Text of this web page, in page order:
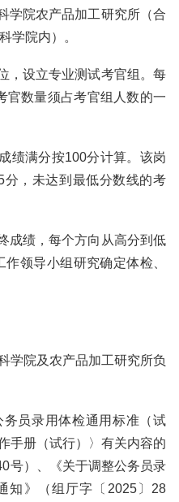
学院农产品加工研究所（合
学院内）。
，设立专业测试考官组。每
官数量须占考官组人数的一
绩满分按100分计算。该岗
，未达到最低分数线的考
成绩，每个方向从高分到低
领导小组研究确定体检、
学院及农产品加工研究所负
员录用体检通用标准（试
手册（试行）〉有关内容的
号）、《关于调整公务员录
知》（组厅字〔2025〕28